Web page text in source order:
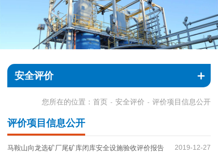
安全评价
您所在的位置： 首页 - 安全评价 - 评价项目信息公开
评价项目信息公开
2019-12-27
马鞍山向龙选矿厂尾矿库闭库安全设施验收评价报告